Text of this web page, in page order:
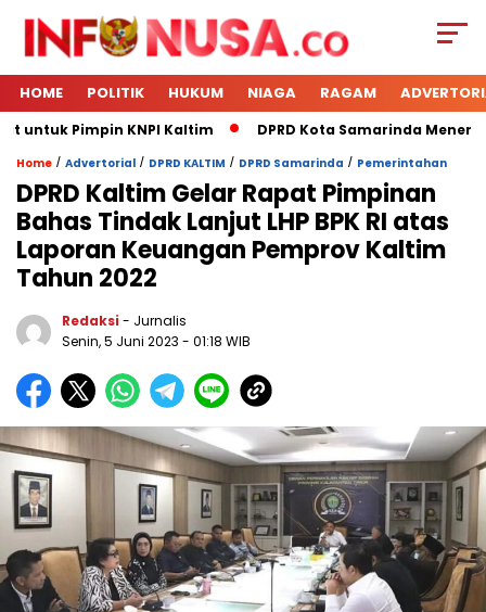
HOME POLITIK HUKUM NIAGA RAGAM
untuk Pimpin KNPI Kaltim DPRD Kota Samarinda
Home / Advertorial / DPRD KALTIM / DPRD Samarinda / Pemerintahan
DPRD Kaltim Gelar Rapat Pimpinan
Bahas Tindak Lanjut LHP BPK RI atas
Laporan Keuangan Pemprov Kaltim
Tahun 2022
Redaksi - Jurnalis
Senin, 5 Juni 2023 - 01:18 WIB